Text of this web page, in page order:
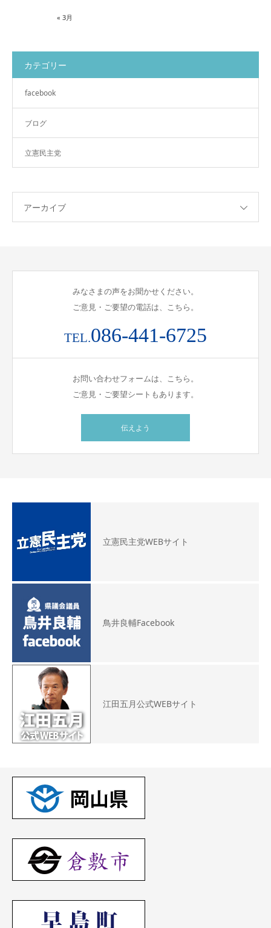
« 3月
カテゴリー
facebook
ブログ
立憲民主党
アーカイブ
みなさまの声をお聞かせください。
ご意見・ご要望の電話は、こちら。
TEL.086-441-6725
お問い合わせフォームは、こちら。
ご意見・ご要望シートもあります。
伝えよう
立憲民主党WEBサイト
鳥井良輔Facebook
江田五月公式WEBサイト